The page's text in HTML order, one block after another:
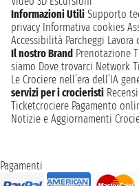
Informazioni Utili Supporto
privacy Informativa cookies
Accessibilità Parcheggi Lavora
Il nostro Brand Prenotazione
siamo Dove trovarci Network
Le Crociere nell’era dell’IA
servizi per i crocieristi
Ticketcrociere Pagamento
Notizie e Aggiornamenti
Pagamenti